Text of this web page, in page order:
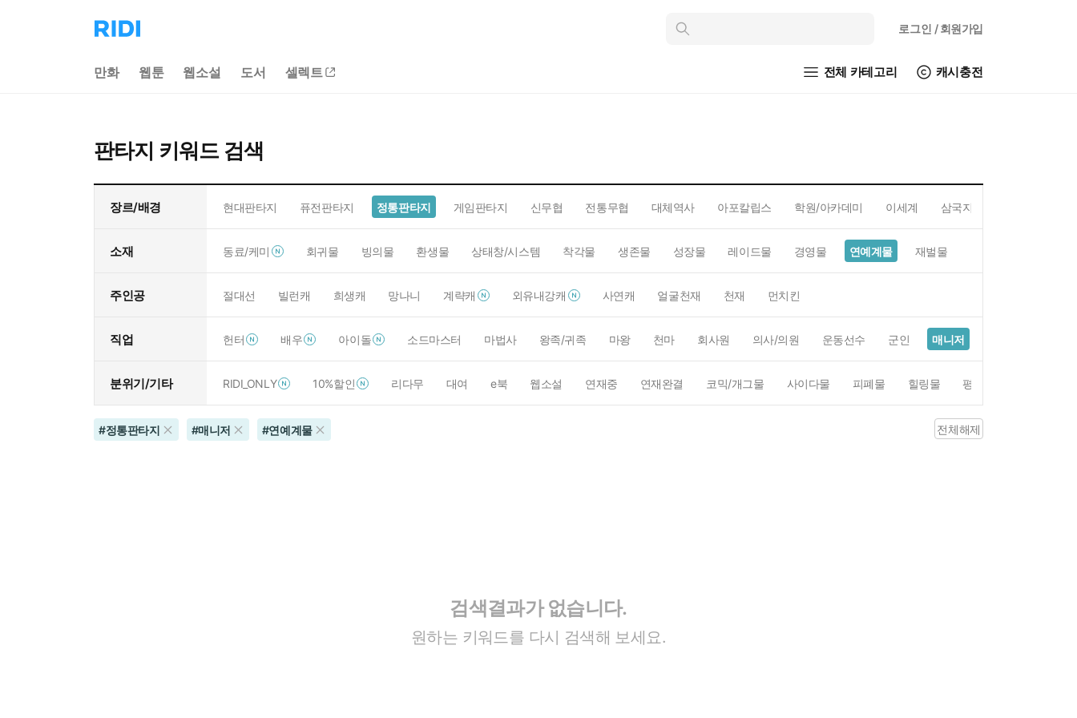
리
디
으
인
로그인 / 회원가입
만화 웹툰 웹소설 도서 셀렉트 전체 카테고리 캐시충전
판타지 키워드 검색
장르/배경 현대판타지 퓨전판타지 정통판타지 게임판타지 신무협 전통무협 대체역사 아포칼립스 학원/아카데미 이세계 삼국지
소재 동료/케미 회귀물 빙의물 환생물 상태창/시스템 착각물 생존물 성장물 레이드물 경영물 연예계물 재벌물
주인공 절대선 빌런캐 희생캐 망나니 계략캐 외유내강캐 사연캐 얼굴천재 천재 먼치킨
직업 헌터 배우 아이돌 소드마스터 마법사 왕족/귀족 마왕 천마 회사원 의사/의원 운동선수 군인 매니저
분위기/기타 RIDI_ONLY 10%할인 리다무 대여 e북 웹소설 연재중 연재완결 코믹/개그물 사이다물 피폐물 힐링물 평점4점이상
#정통판타지 #매니저 #연예계물 전체해제
검색결과가 없습니다.
원하는 키워드를 다시 검색해 보세요.